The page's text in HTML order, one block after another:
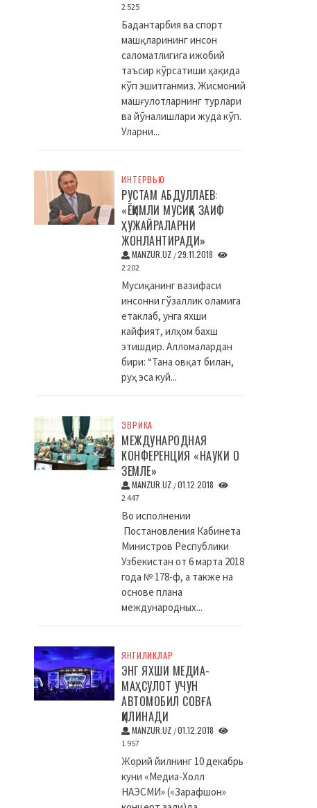
2 525
Бадантарбия ва спорт
машқларининг инсон
саломатлигига ижобий
таъсир кўрсатиши ҳақида
кўп эшитганмиз. Жисмоний
машғулотларнинг турлари
ва йўналишлари жуда кўп.
Уларни...
ИНТЕРВЬЮ
РУСТАМ АБДУЛЛАЕВ:
«ЁҚИМЛИ МУСИҚА ЗАИФ
ҲУЖАЙРАЛАРНИ
ЖОНЛАНТИРАДИ»
MANZUR.UZ /29.11.2018
2 202
Мусиқанинг вазифаси
инсонни гўзаллик оламига
етаклаб, унга яхши
кайфият, илҳом бахш
этишдир. Алломалардан
бири: “Тана овқат билан,
руҳ эса куй...
ЭВРИКА
МЕЖДУНАРОДНАЯ
КОНФЕРЕНЦИЯ «НАУКИ О
ЗЕМЛЕ»
MANZUR.UZ /01.12.2018
2 447
Во исполнении
Постановления Кабинета
Министров Республики
Узбекистан от 6 марта 2018
года № 178-ф, а также на
основе плана
международных...
ЯНГИЛИКЛАР
ЭНГ ЯХШИ МЕДИА-
МАҲСУЛОТ УЧУН
АВТОМОБИЛ СОВҒА
ҚИЛИНАДИ
MANZUR.UZ /01.12.2018
1 957
Жорий йилнинг 10 декабрь
куни «Медиа-Холл
НАЭСМИ» («Зарафшон»